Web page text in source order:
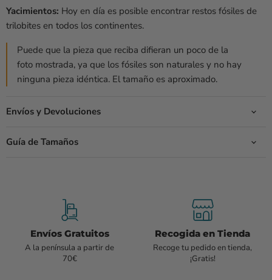
Yacimientos: Hoy en día es posible encontrar restos fósiles de
trilobites en todos los continentes.
Puede que la pieza que reciba difieran un poco de la
foto mostrada, ya que los fósiles son naturales y no hay
ninguna pieza idéntica. El tamaño es aproximado.
Envíos y Devoluciones
Guía de Tamaños
Envíos Gratuitos
A la península a partir de
70€
Recogida en Tienda
Recoge tu pedido en tienda,
¡Gratis!